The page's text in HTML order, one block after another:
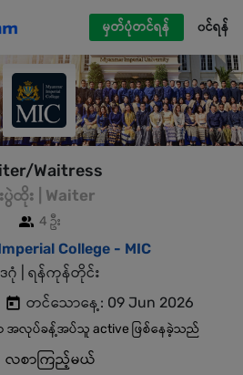
မှတ်ပုံတင်ရန် ၀င်ရန်
Waitress
ပွဲထိုး | Waiter
4 ဦး
College - MIC
ဒဂုံ | ရန်ကုန်တိုင်း
တင်သောနေ့: 09 Jun 2026
အလုပ်ခန့်အပ်သူ active ဖြစ်နေခဲ့သည်
လစာကြည့်မယ်